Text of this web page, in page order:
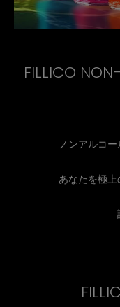
FILLICO
ノンアルコ
あなたを極上